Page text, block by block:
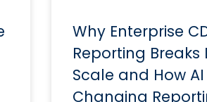
Why Enterprise
Reporting Breaks
Scale and How AI
Changing